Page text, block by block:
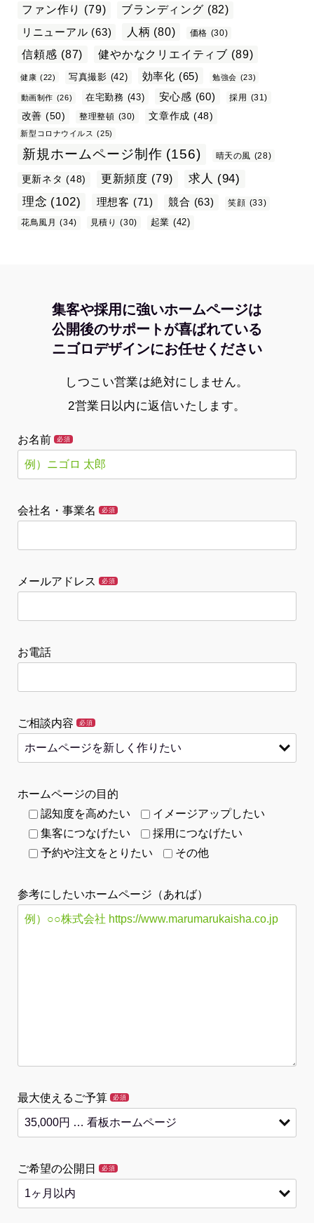
ファン作り (79) ブランディング (82)
リニューアル (63) 人柄 (80) 価格 (30)
信頼感 (87) 健やかなクリエイティブ (89)
健康 (22) 写真撮影 (42) 効率化 (65) 勉強会 (23)
動画制作 (26) 在宅勤務 (43) 安心感 (60) 採用 (31)
改善 (50) 整理整頓 (30) 文章作成 (48)
新型コロナウイルス (25)
新規ホームページ制作 (156) 晴天の風 (28)
更新ネタ (48) 更新頻度 (79) 求人 (94)
理念 (102) 理想客 (71) 競合 (63) 笑顔 (33)
花鳥風月
(34) 見積り (30) 起業 (42)
集客や採用に強いホームページは
公開後のサポートが喜ばれている
ニゴロデザインにお任せください
しつこい営業は絶対にしません。
2営業日以内に返信いたします。
お名前 必須
会社名・事業名 必須
メールアドレス 必須
お電話
ご相談内容 必須
ホームページの目的
認知度を高めたい
イメージアップしたい
集客につなげたい
採用につなげたい
予約や注文をとりたい
その他
参考にしたいホームページ（あれば）
最大使えるご予算 必須
ご希望の公開日 必須